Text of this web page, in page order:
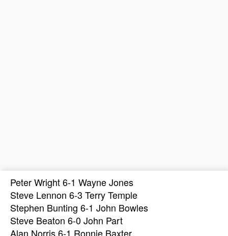
Peter Wright 6-1 Wayne Jones
Steve Lennon 6-3 Terry Temple
Stephen Bunting 6-1 John Bowles
Steve Beaton 6-0 John Part
Alan Norris 6-1 Ronnie Baxter